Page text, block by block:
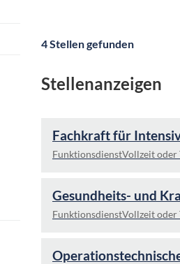
4 Stellen gefunden
Stellenanzeigen
Fachkraft für
FunktionsdienstVollzeit oder
Gesundheits- und
FunktionsdienstVollzeit oder